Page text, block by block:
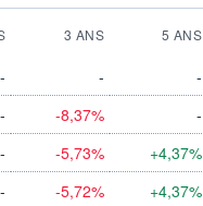
3 ANS 5 ANS
- -
-
- -8,37%
-
- -5,73%
+4,37%
- -5,72%
+4,37%